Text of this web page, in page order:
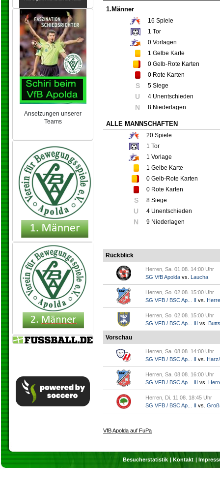
Ansetzungen unserer
Teams
1.Männer
16 Spiele
1 Tor
0 Vorlagen
1 Gelbe Karte
0 Gelb-Rote Karten
0 Rote Karten
S 5 Siege
U 4 Unentschieden
N 8 Niederlagen
ALLE MANNSCHAFTEN
20 Spiele
1 Tor
1 Vorlage
1 Gelbe Karte
0 Gelb-Rote Karten
0 Rote Karten
S 8 Siege
U 4 Unentschieden
N 9 Niederlagen
Rückblick
Herren, Sa. 01.08. 14:00 Uhr
SG VfB Apolda vs. Laucha
Herren, So. 02.08. 15:00 Uhr
SG VFB / BSC Ap... II vs.
Herren, So. 02.08. 15:00 Uhr
SG VFB / BSC Ap... III vs.
Vorschau
Herren, Sa. 08.08. 14:00 Uhr
SG VFB / BSC Ap... II vs.
Herren, Sa. 08.08. 16:00 Uhr
SG VFB / BSC Ap... III vs.
Herren, Di. 11.08. 18:45 Uhr
SG VFB / BSC Ap... II vs.
VfB Apolda auf FuPa
Besucherstatistik Kontakt